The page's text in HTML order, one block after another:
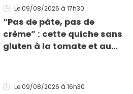
Le 09/08/2026 à 17h30
“Pas de pâte, pas de
crème” : cette quiche sans
gluten à la tomate et au
Le 09/08/2026 à 16h30